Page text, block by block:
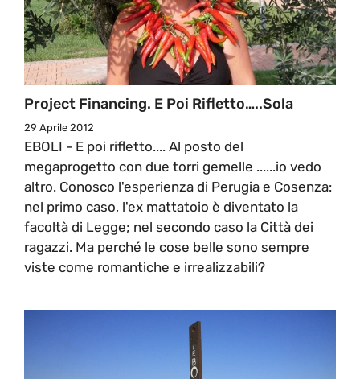
Project Financing. E Poi Rifletto…..sola
29 Aprile 2012
EBOLI - E poi rifletto.... Al posto del
megaprogetto con due torri gemelle ......io vedo
altro. Conosco l'esperienza di Perugia e Cosenza:
nel primo caso, l'ex mattatoio è diventato la
facoltà di Legge; nel secondo caso la Città dei
ragazzi. Ma perché le cose belle sono sempre
viste come romantiche e irrealizzabili?